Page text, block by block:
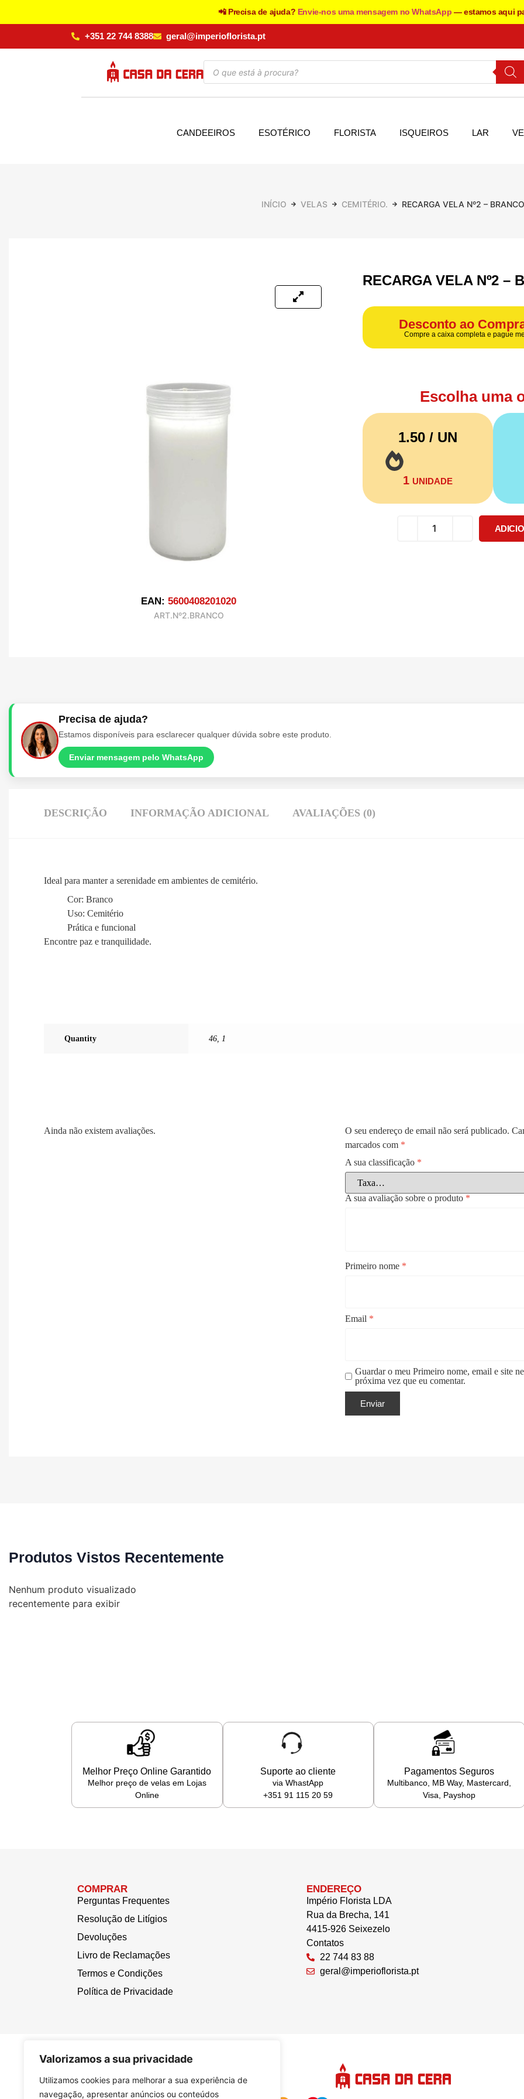
Valorizamos a sua privacidade
Utilizamos cookies para melhorar a sua experiência de
navegação, apresentar anúncios ou conteúdos
📲 Precisa de ajuda? Envie-nos uma mensagem no WhatsApp — estamos aqui
+351 22 744 8388 geral@imperioflorista.pt
CANDEEIROS ESOTÉRICO FLORISTA ISQUEIROS LAR
INÍCIO VELAS CEMITÉRIO. RECARGA VELA Nº2 – BRANCO
EAN: 5600408201020
ART.Nº2.BRANCO
RECARGA VELA Nº2 –
Desconto ao
Compre a caixa completa e pague
Escolha uma
1.50 / UN
1 UNIDADE
Precisa de ajuda?
Estamos disponíveis para esclarecer qualquer dúvida sobre este produto.
Enviar mensagem pelo WhatsApp
DESCRIÇÃO INFORMAÇÃO ADICIONAL AVALIAÇÕES (0)
Ideal para manter a serenidade em ambientes de cemitério.
Cor: Branco
Uso: Cemitério
Prática e funcional
Encontre paz e tranquilidade.
Quantity 46 1
Ainda não existem avaliações. O seu endereço de email não será publicado.
marcados com *
A sua classificação *
A sua avaliação sobre o produto *
Primeiro nome *
Email *
Guardar o meu Primeiro nome, email e site
próxima vez que eu comentar.
Produtos Vistos Recentemente
Nenhum produto visualizado
recentemente para exibir
Melhor Preço Online Garantido
Melhor preço de velas em Lojas
Online
Suporte ao cliente
via WhastApp
+351 91 115 20 59
Pagamentos Seguros
Multibanco, MB Way, Mastercard,
Visa, Payshop
COMPRAR
Perguntas Frequentes
Resolução de Litígios
Devoluções
Livro de Reclamações
Termos e Condições
Política de Privacidade
ENDEREÇO
Império Florista LDA
Rua da Brecha, 141
4415-926 Seixezelo
Contatos
22 744 83 88
geral@imperioflorista.pt